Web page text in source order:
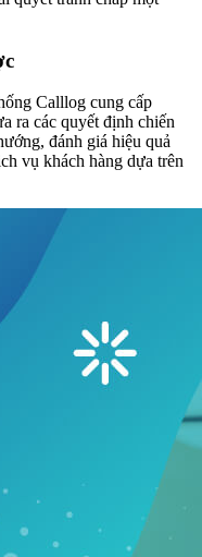
Calllog cung cấp
ra các quyết định chiến
đánh giá hiệu quả
vụ khách hàng dựa trên